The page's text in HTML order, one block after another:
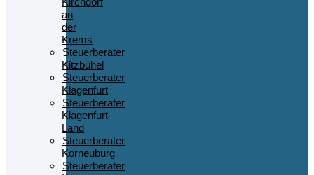
an
der
Krems
Steuerberater
Kitzbühel
Steuerberater
Klagenfurt
Steuerberater
Klagenfurt-
Land
Steuerberater
Korneuburg
Steuerberater